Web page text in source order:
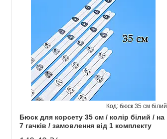
Бюск для корсету 35 см / колір білий / на
7 гачків / замовлення від 1 комплекту
бюск 35 см білий